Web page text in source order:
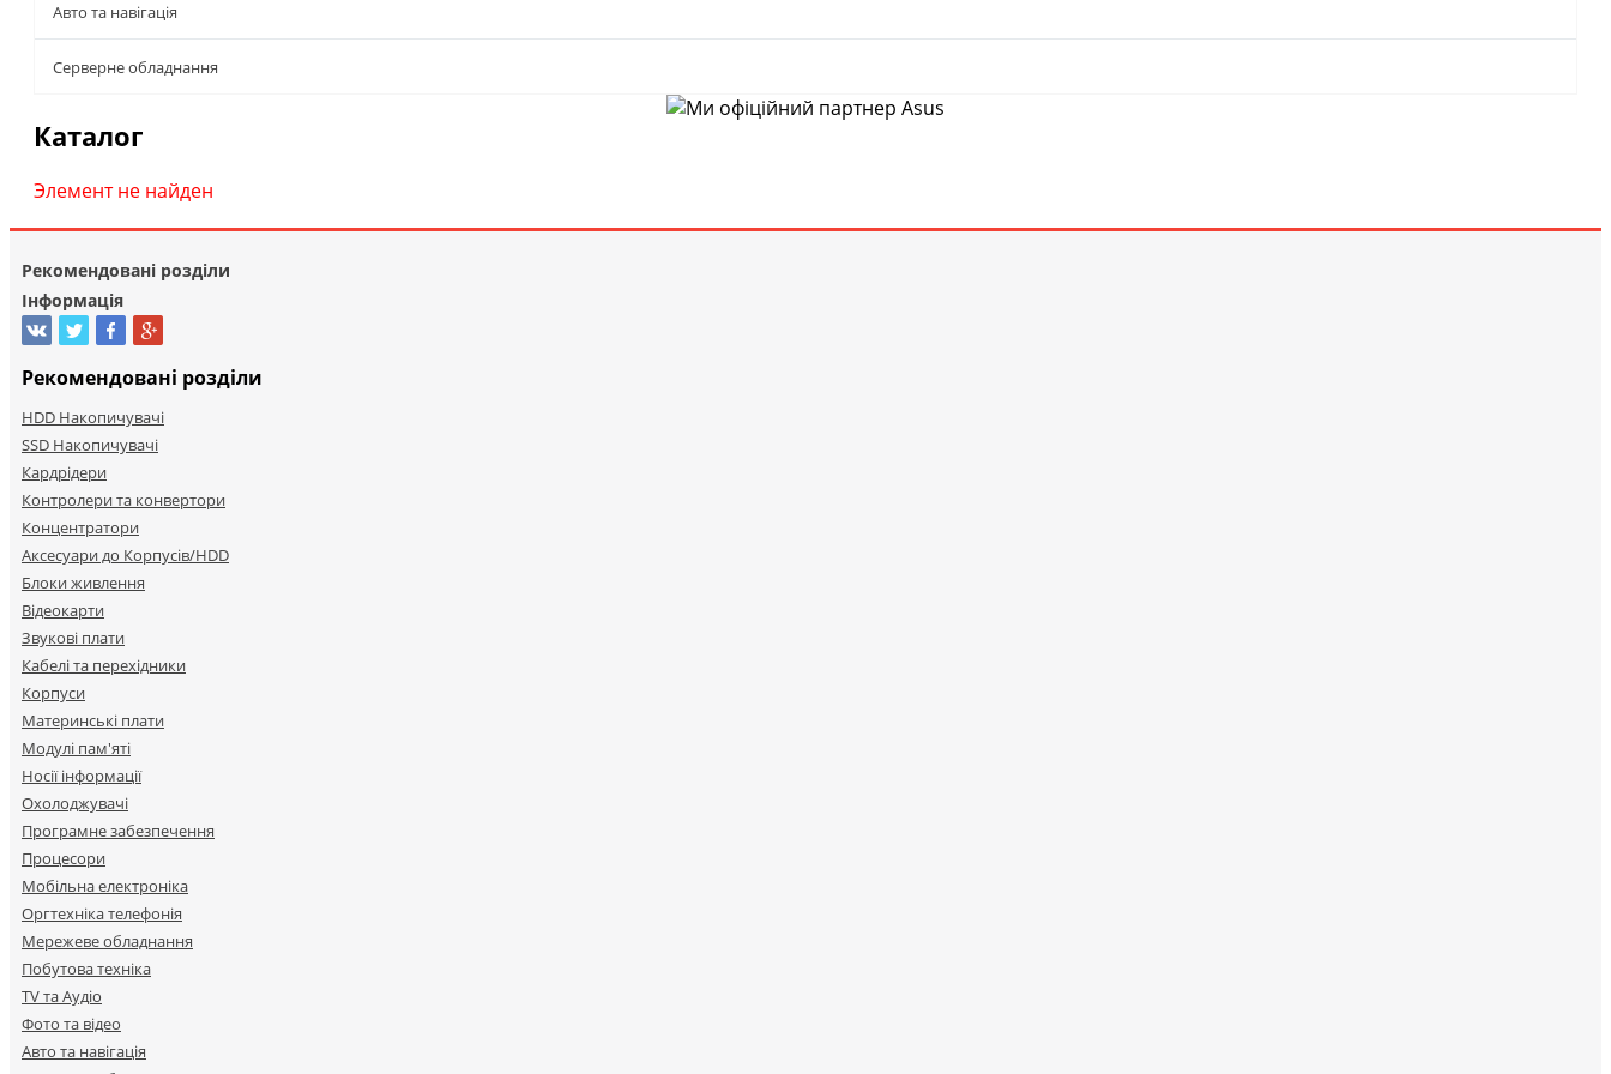
Авто та навігація
Серверне обладнання
Каталог
Элемент не найден
Рекомендовані розділи
Інформація
Рекомендовані розділи
HDD Накопичувачі
SSD Накопичувачі
Кардрідери
Контролери та конвертори
Концентратори
Аксесуари до Корпусів/HDD
Блоки живлення
Відеокарти
Звукові плати
Кабелі та перехідники
Корпуси
Материнські плати
Модулі пам'яті
Носії інформації
Охолоджувачі
Програмне забезпечення
Процесори
Мобільна електроніка
Оргтехніка телефонія
Мережеве обладнання
Побутова техніка
TV та Аудіо
Фото та відео
Авто та навігація